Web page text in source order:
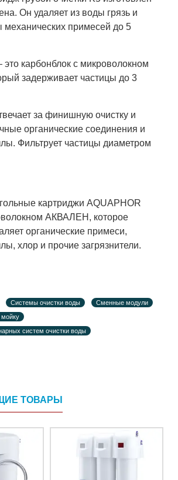
Он удаляет из воды грязь и
механических примесей до 5
карбонблок с микроволокном
задерживает частицы до 3
за финишную очистку и
органические соединения и
Фильтрует частицы диаметром
картриджи AQUAPHOR
АКВАЛЕН, которое
органические примеси,
хлор и прочие загрязнители.
Системы очистки воды
Сменные модули
систем очистки воды
ТОВАРЫ